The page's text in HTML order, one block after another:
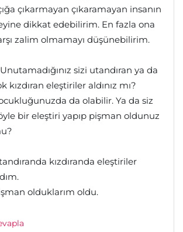
çıkarmayan çıkaramayan insanın
dikkat edebilirim. En fazla ona
zalim olmamayı düşünebilirim.
sizi utandıran ya da
kızdıran eleştiriler aldınız mı?
da olabilir. Ya da siz
bir eleştiri yapıp pişman oldunuz
kızdıranda eleştiriler
olduklarım oldu.